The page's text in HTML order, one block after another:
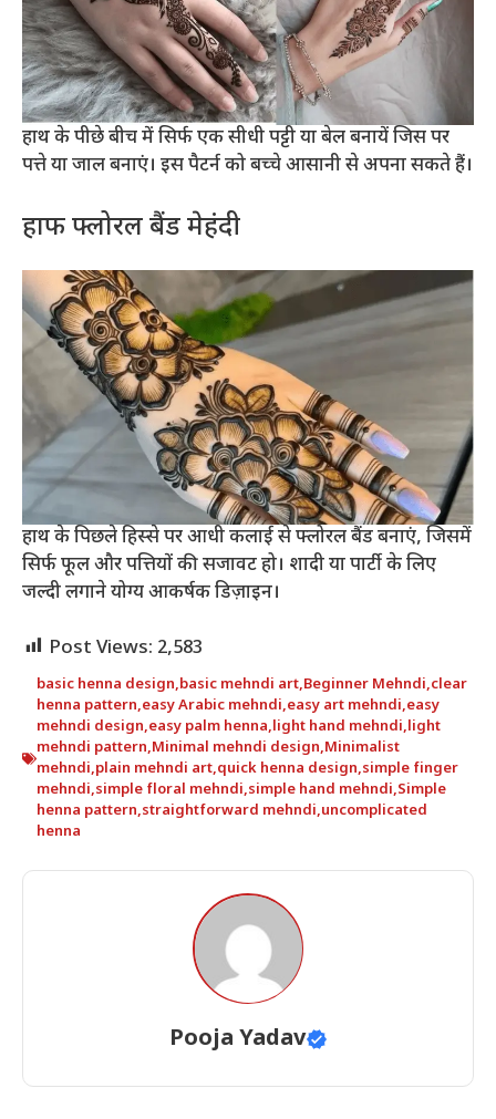
हाथ के पीछे बीच में सिर्फ एक सीधी पट्टी या बेल बनायें जिस पर
पत्ते या जाल बनाएं। इस पैटर्न को बच्चे आसानी से अपना सकते हैं।
हाफ फ्लोरल बैंड मेहंदी
हाथ के पिछले हिस्से पर आधी कलाई से फ्लोरल बैंड बनाएं, जिसमें
सिर्फ फूल और पत्तियों की सजावट हो। शादी या पार्टी के लिए
जल्दी लगाने योग्य आकर्षक डिज़ाइन।
Post Views: 2,583
basic henna design,basic mehndi art,Beginner Mehndi,clear
henna pattern,easy Arabic mehndi,easy art mehndi,easy
mehndi design,easy palm henna,light hand mehndi,light
mehndi pattern,Minimal mehndi design,Minimalist
mehndi,plain mehndi art,quick henna design,simple finger
mehndi,simple floral mehndi,simple hand mehndi,Simple
henna pattern,straightforward mehndi,uncomplicated
henna
Pooja Yadav